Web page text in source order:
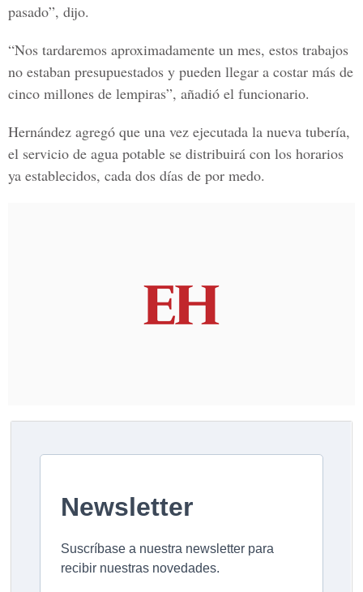
pasado”, dijo.
“Nos tardaremos aproximadamente un mes, estos trabajos
no estaban presupuestados y pueden llegar a costar más de
cinco millones de lempiras”, añadió el funcionario.
Hernández agregó que una vez ejecutada la nueva tubería,
el servicio de agua potable se distribuirá con los horarios
ya establecidos, cada dos días de por medo.